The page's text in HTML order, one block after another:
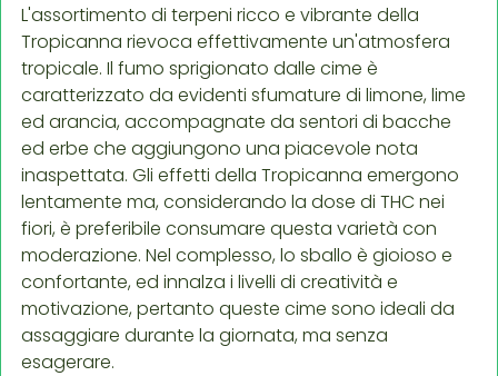
L'assortimento di terpeni ricco e vibrante della
Tropicanna rievoca effettivamente un'atmosfera
tropicale. Il fumo sprigionato dalle cime è
caratterizzato da evidenti sfumature di limone, lime
ed arancia, accompagnate da sentori di bacche
ed erbe che aggiungono una piacevole nota
inaspettata. Gli effetti della Tropicanna emergono
lentamente ma, considerando la dose di THC nei
fiori, è preferibile consumare questa varietà con
moderazione. Nel complesso, lo sballo è gioioso e
confortante, ed innalza i livelli di creatività e
motivazione, pertanto queste cime sono ideali da
assaggiare durante la giornata, ma senza
esagerare.